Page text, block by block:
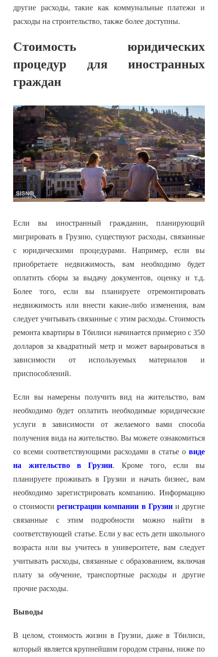
другие расходы, такие как коммунальные платежи и
расходы на строительство, также более доступны.
Стоимость юридических
процедур для иностранных
граждан
Если вы иностранный гражданин, планирующий
мигрировать в Грузию, существуют расходы, связанные
с юридическими процедурами. Например, если вы
приобретаете недвижимость, вам необходимо будет
оплатить сборы за выдачу документов, оценку и т.д.
Более того, если вы планируете отремонтировать
недвижимость или внести какие-либо изменения, вам
следует учитывать связанные с этим расходы. Стоимость
ремонта квартиры в Тбилиси начинается примерно с 350
долларов за квадратный метр и может варьироваться в
зависимости от используемых материалов и
приспособлений.
Если вы намерены получить вид на жительство, вам
необходимо будет оплатить необходимые юридические
услуги в зависимости от желаемого вами способа
получения вида на жительство. Вы можете ознакомиться
со всеми соответствующими расходами в статье о виде
на жительство в Грузии. Кроме того, если вы
планируете проживать в Грузии и начать бизнес, вам
необходимо зарегистрировать компанию. Информацию
о стоимостирегистрации компании в Грузиии другие
связанные с этим подробности можно найти в
соответствующей статье. Если у вас есть дети школьного
возраста или вы учитесь в университете, вам следует
учитывать расходы, связанные с образованием, включая
плату за обучение, транспортные расходы и другие
прочие расходы.
Выводы
В целом, стоимость жизни в Грузии, даже в Тбилиси,
который является крупнейшим городом страны, ниже по